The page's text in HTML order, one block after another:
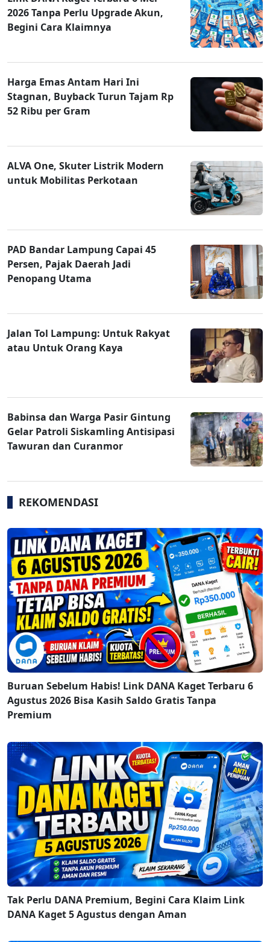
2026 Tanpa Perlu Upgrade Akun,
Begini Cara Klaimnya
Harga Emas Antam Hari Ini
Stagnan, Buyback Turun Tajam Rp
52 Ribu per Gram
ALVA One, Skuter Listrik Modern
untuk Mobilitas Perkotaan
PAD Bandar Lampung Capai 45
Persen, Pajak Daerah Jadi
Penopang Utama
Jalan Tol Lampung: Untuk Rakyat
atau Untuk Orang Kaya
Babinsa dan Warga Pasir Gintung
Gelar Patroli Siskamling Antisipasi
Tawuran dan Curanmor
REKOMENDASI
Buruan Sebelum Habis! Link DANA Kaget Terbaru 6
Agustus 2026 Bisa Kasih Saldo Gratis Tanpa
Premium
Tak Perlu DANA Premium, Begini Cara Klaim Link
DANA Kaget 5 Agustus dengan Aman